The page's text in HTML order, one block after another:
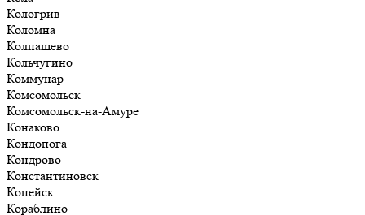
Кологрив
Коломна
Колпашево
Кольчугино
Коммунар
Комсомольск
Комсомольск-на-Амуре
Конаково
Кондопога
Кондрово
Константиновск
Копейск
Кораблино